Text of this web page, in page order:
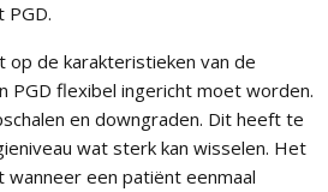
PGD.
op de karakteristieken van de
PGD flexibel ingericht moet worden.
en downgraden. Dit heeft te
wat sterk kan wisselen. Het
wanneer een patiënt eenmaal